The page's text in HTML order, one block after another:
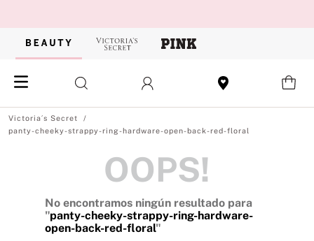
panty-cheeky-strappy-ring-hardware-open-back-red-floral
OOPS!
No encontramos ningún resultado para
"panty-cheeky-strappy-ring-hardware-
open-back-red-floral"